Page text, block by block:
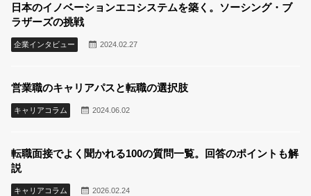
日本のイノベーションエコシステムを築く。ソーシング・ブ
ラザーズの挑戦
企業インタビュー 2024.02.27
営業職のキャリアパスと転職の選択肢
キャリアコラム 2024.06.02
転職面接でよく聞かれる100の質問一覧。回答のポイントも解
説
キャリアコラム 2026.02.24